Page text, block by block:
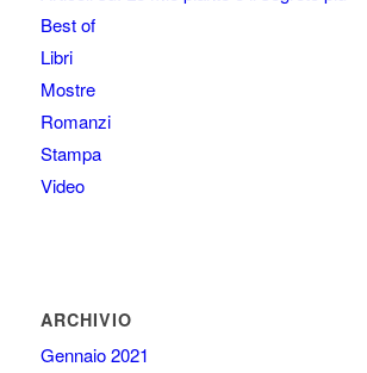
Best of
Libri
Mostre
Romanzi
Stampa
Video
ARCHIVIO
Gennaio 2021